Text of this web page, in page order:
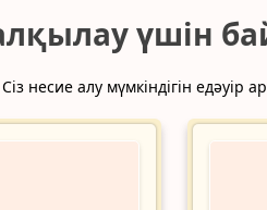
үшін
несие алу мүмкіндігін едәуір